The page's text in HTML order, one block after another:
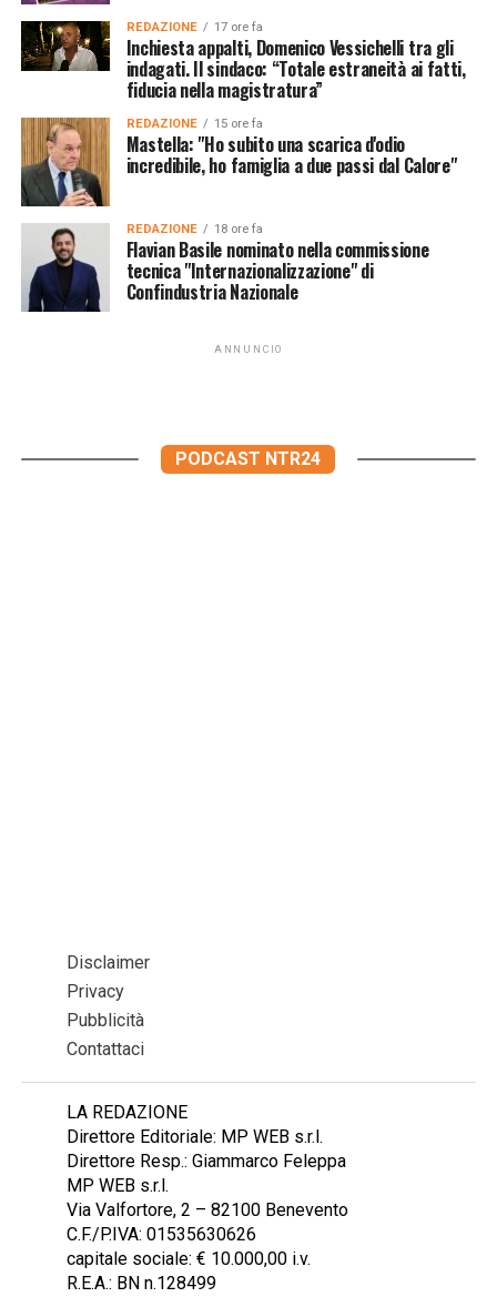
REDAZIONE 17 ore fa
Inchiesta appalti, Domenico Vessichelli tra gli
indagati. Il sindaco: “Totale estraneità ai fatti,
fiducia nella magistratura”
REDAZIONE 15 ore fa
Mastella: "Ho subito una scarica d'odio
incredibile, ho famiglia a due passi dal Calore"
REDAZIONE 18 ore fa
Flavian Basile nominato nella commissione
tecnica "Internazionalizzazione" di
Confindustria Nazionale
ANNUNCIO
PODCAST NTR24
Disclaimer
Privacy
Pubblicità
Contattaci
LA REDAZIONE
Direttore Editoriale: MP WEB s.r.l.
Direttore Resp.: Giammarco Feleppa
MP WEB s.r.l.
Via Valfortore, 2 – 82100 Benevento
C.F./P.IVA: 01535630626
capitale sociale: € 10.000,00 i.v.
R.E.A.: BN n.128499